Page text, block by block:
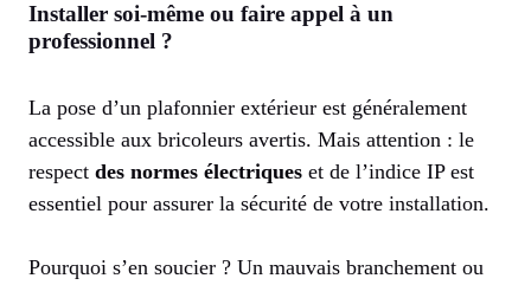
Installer soi-même ou faire appel à un
professionnel ?
La pose d’un plafonnier extérieur est généralement
accessible aux bricoleurs avertis. Mais attention : le
respect des normes électriques et de l’indice IP est
essentiel pour assurer la sécurité de votre installation.
Pourquoi s’en soucier ? Un mauvais branchement ou